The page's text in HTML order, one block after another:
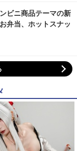
ビニ商品テーマの新
弁当、ホットスナッ